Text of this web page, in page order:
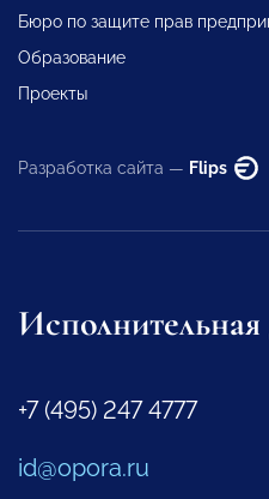
Бюро по защите прав
Образование
Проекты
Разработка сайта — Flips
+7 (495) 247 4777
id@opora.ru